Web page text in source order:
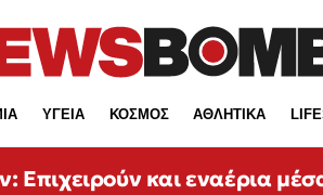
ΥΓΕΙΑ ΚΟΣΜΟΣ ΑΘΛΗΤΙΚΑ
και εναέρια